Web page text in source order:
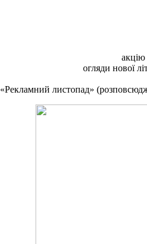
акцію
огляди нової
листопад»